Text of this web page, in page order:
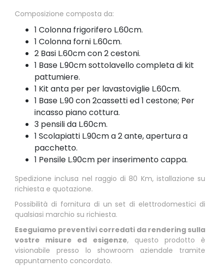
Composizione composta da:
1 Colonna frigorifero L.60cm.
1 Colonna forni L.60cm.
2 Basi L.60cm con 2 cestoni.
1 Base L.90cm sottolavello completa di kit
pattumiere.
1 Kit anta per per lavastoviglie L.60cm.
1 Base L.90 con 2cassetti ed 1 cestone; Per
incasso piano cottura.
3 pensili da L.60cm.
1 Scolapiatti L.90cm a 2 ante, apertura a
pacchetto.
1 Pensile L.90cm per inserimento cappa.
Spedizione inclusa nel raggio di 80 Km, istallazione su
richiesta e quotazione.
Possibilità di fornitura di un set di elettrodomestici di
qualsiasi marchio su richiesta.
Eseguiamo preventivi corredati da rendering sulla
vostre misure ed esigenze, questo prodotto è
visionabile presso lo showroom aziendale tramite
appuntamento concordato.